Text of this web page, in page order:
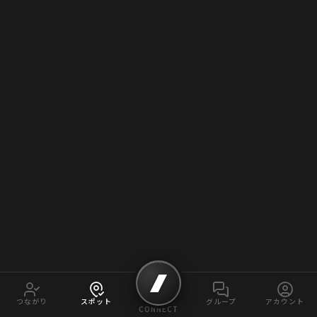
つながり スポット
CONNECT
グループ アカウント